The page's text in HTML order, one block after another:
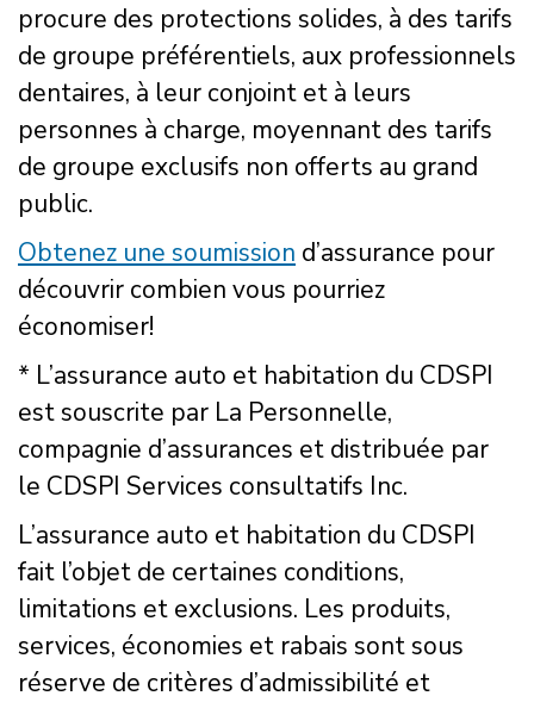
procure des protections solides, à des tarifs
de groupe préférentiels, aux professionnels
dentaires, à leur conjoint et à leurs
personnes à charge, moyennant des tarifs
de groupe exclusifs non offerts au grand
public.
Obtenez une soumission d’assurance pour
découvrir combien vous pourriez
économiser!
* L’assurance auto et habitation du CDSPI
est souscrite par La Personnelle,
compagnie d’assurances et distribuée par
le CDSPI Services consultatifs Inc.
L’assurance auto et habitation du CDSPI
fait l’objet de certaines conditions,
limitations et exclusions. Les produits,
services, économies et rabais sont sous
réserve de critères d’admissibilité et